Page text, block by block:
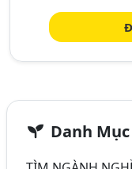
Danh